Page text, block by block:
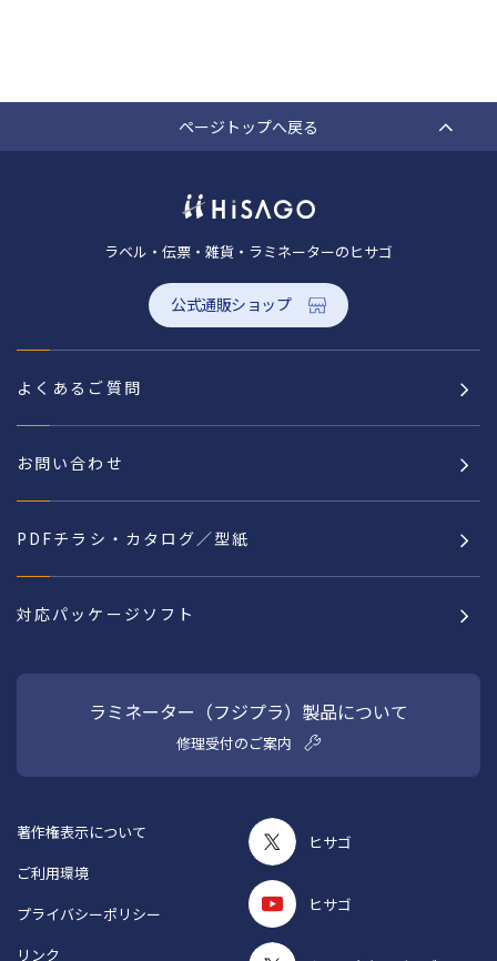
ページトップへ戻る
ラベル・伝票・雑貨・ラミネーターのヒサゴ
公式通販ショップ
よくあるご質問
お問い合わせ
PDFチラシ・カタログ／型紙
対応パッケージソフト
ラミネーター（フジプラ）製品について
修理受付のご案内
ヒサゴ
ヒサゴ
著作権表示について
ご利用環境
プライバシーポリシー
リンク